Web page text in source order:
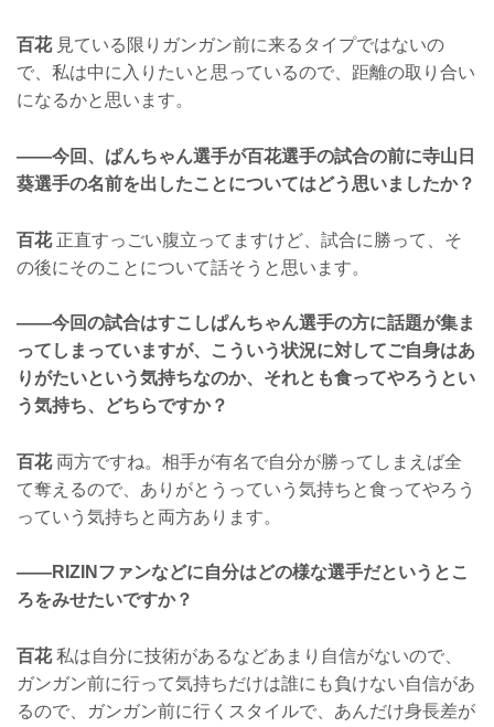
百花見ている限りガンガン前に来るタイプではないの
で、私は中に入りたいと思っているので、距離の取り合い
になるかと思います。
——今回、ぱんちゃん選手が百花選手の試合の前に寺山日
葵選手の名前を出したことについてはどう思いましたか？
百花正直すっごい腹立ってますけど、試合に勝って、そ
の後にそのことについて話そうと思います。
——今回の試合はすこしぱんちゃん選手の方に話題が集ま
ってしまっていますが、こういう状況に対してご自身はあ
りがたいという気持ちなのか、それとも食ってやろうとい
う気持ち、どちらですか？
百花両方ですね。相手が有名で自分が勝ってしまえば全
て奪えるので、ありがとうっていう気持ちと食ってやろう
っていう気持ちと両方あります。
——RIZINファンなどに自分はどの様な選手だというとこ
ろをみせたいですか？
百花私は自分に技術があるなどあまり自信がないので、
ガンガン前に行って気持ちだけは誰にも負けない自信があ
るので、ガンガン前に行くスタイルで、あんだけ身長差が